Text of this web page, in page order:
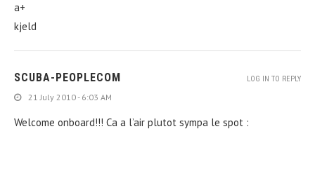
a+
kjeld
SCUBA-PEOPLECOM
21 July 2010 - 6:03 AM
Welcome onboard!!! Ca a l’air plutot sympa le spot :
LOG IN TO REPLY